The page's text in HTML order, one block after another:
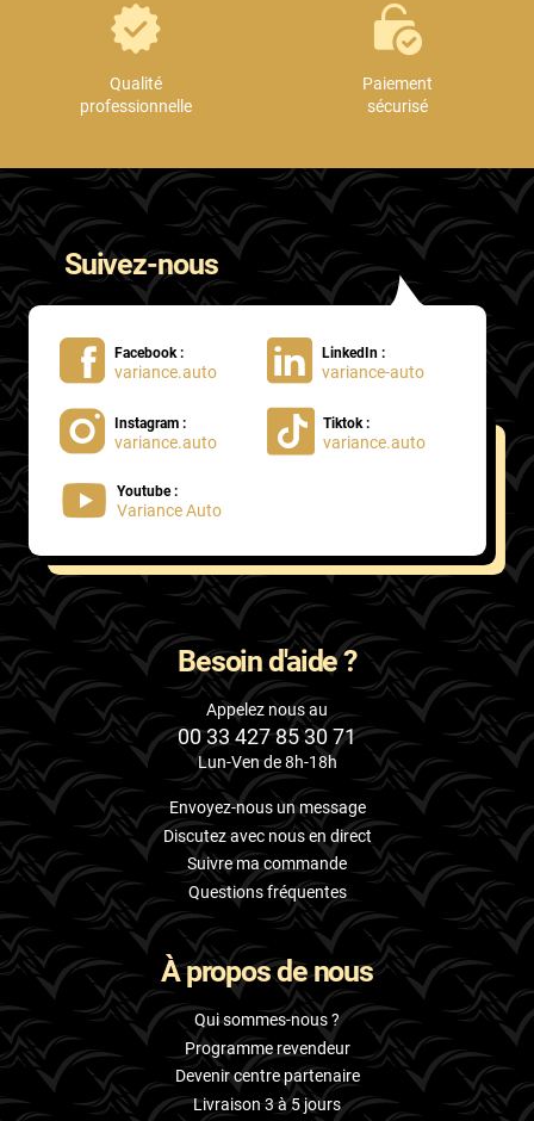
Qualité
professionnelle
Paiement
sécurisé
Suivez-nous
Facebook :
variance.auto
LinkedIn :
variance-auto
Instagram :
variance.auto
Tiktok :
variance.auto
Youtube :
Variance Auto
Besoin d'aide ?
Appelez nous au
00 33 427 85 30 71
Lun-Ven de 8h-18h
Envoyez-nous un message
Discutez avec nous en direct
Suivre ma commande
Questions fréquentes
À propos de nous
Qui sommes-nous ?
Programme revendeur
Devenir centre partenaire
Livraison 3 à 5 jours